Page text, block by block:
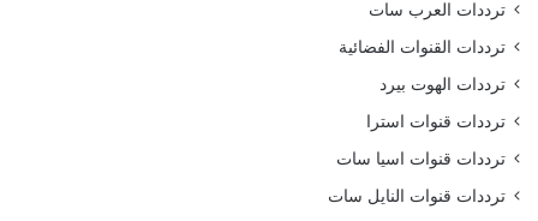
ترددات العرب سات
ترددات القنوات الفضائية
ترددات الهوت بيرد
ترددات قنوات استرا
ترددات قنوات اسيا سات
ترددات قنوات النايل سات